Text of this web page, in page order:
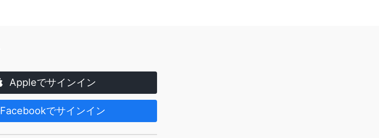
Appleでサインイン
Facebookでサインイン